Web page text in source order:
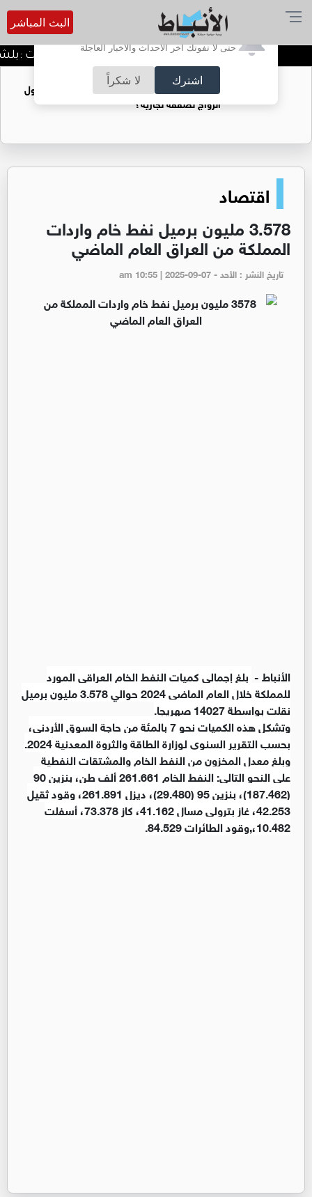
أترغب في تفعيل الإشعارات؟
حتى لا تفوتك آخر الأحداث والأخبار العاجلة
اشترك لا شكراً
البث المباشر
الدميسي لجماهير الوحدات :بلشنا بالمغرفة و
فتيات يستغللنه لتحقيق مكاسب مادية.. هل تحول
الزواج لصفقة تجارية؟
اقتصاد
3.578 مليون برميل نفط خام واردات
المملكة من العراق العام الماضي
تاريخ النشر : الأحد - am 10:55 | 2025-09-07
الأنباط - بلغ إجمالي كميات النفط الخام العراقي المورد
للمملكة خلال العام الماضي 2024 حوالي 3.578 مليون برميل
نقلت بواسطة 14027 صهريجا.
وتشكل هذه الكميات نحو 7 بالمئة من حاجة السوق الأردني،
بحسب التقرير السنوي لوزارة الطاقة والثروة المعدنية 2024.
وبلغ معدل المخزون من النفط الخام والمشتقات النفطية
على النحو التالي: النفط الخام 261.661 ألف طن، بنزين 90
(187.462)، بنزين 95 (29.480)، ديزل 261.891، وقود ثقيل
42.253، غاز بترولي مسال 41.162، كاز 73.378، أسفلت
10.482،,وقود الطائرات 84.529.